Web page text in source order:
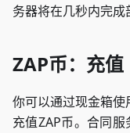
务器将在几秒内完成
ZAP币：充值
你可以通过现金箱
充值ZAP币。合同